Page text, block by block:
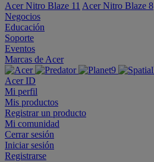
Acer Nitro Blaze 11 Acer Nitro Blaze 8
Negocios
Educación
Soporte
Eventos
Marcas de Acer
Acer ID
Mi perfil
Mis productos
Registrar un producto
Mi comunidad
Cerrar sesión
Iniciar sesión
Registrarse